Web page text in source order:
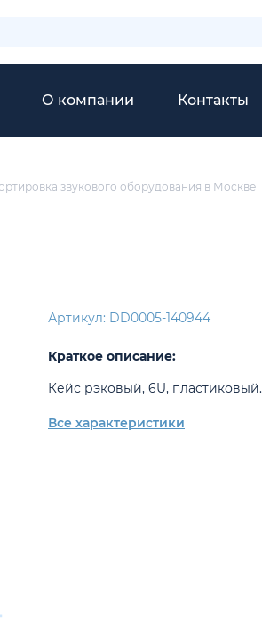
О компании Контакты
звукового оборудования в Москве
Артикул: DD0005-140944
Краткое описание:
Кейс рэковый, 6U, пластиковый.
Все характеристики